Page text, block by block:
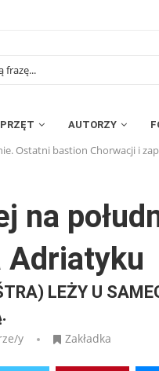
AUTORZY
Ostatni bastion Chorwacji i
na
Adriatyku
LEŻY U
y Zakładka